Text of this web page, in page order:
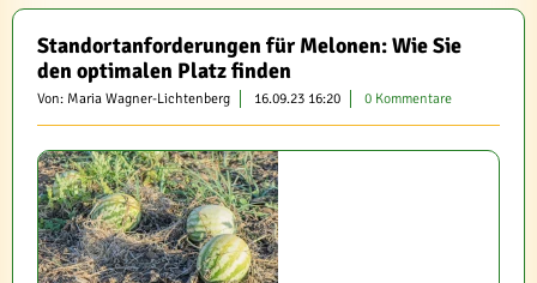
Standortanforderungen für Melonen: Wie Sie
den optimalen Platz finden
Von: Maria Wagner-Lichtenberg 16.09.23 16:20 0 Kommentare